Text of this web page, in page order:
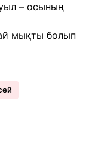
– осының
мықты болып